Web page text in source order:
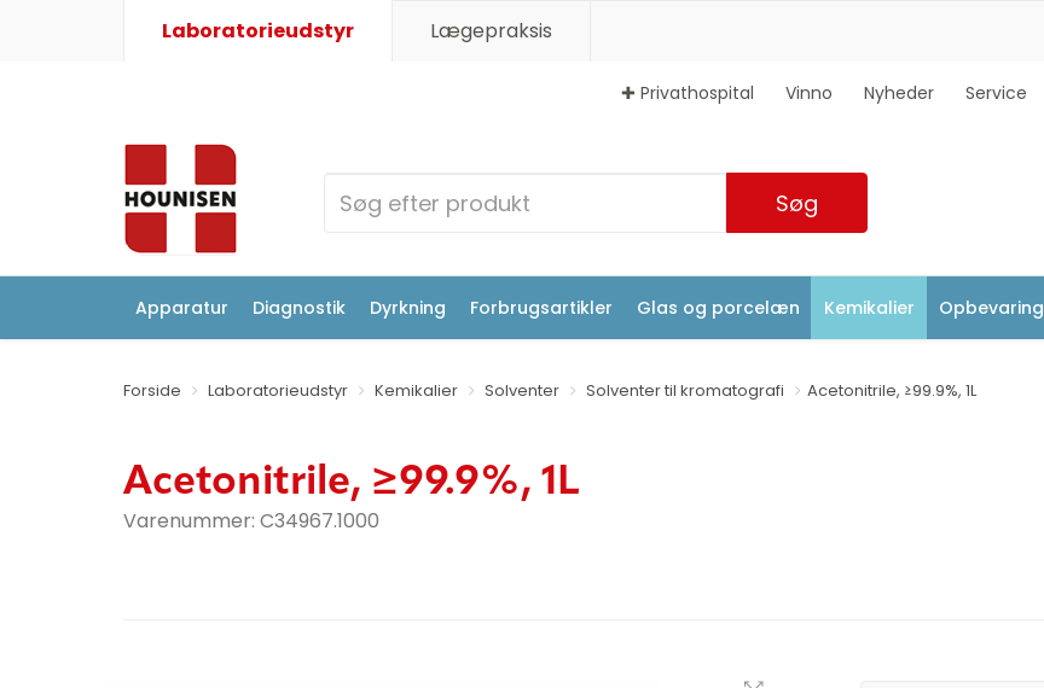
Laboratorieudstyr Lægepraksis
✚ Privathospital Vinno Nyheder Service
Søg
Apparatur Diagnostik Dyrkning Forbrugsartikler Glas og porcelæn Kemikalier Opbevaring
Forside Laboratorieudstyr Kemikalier Solventer Solventer til kromatografi Acetonitrile, ≥99.9%, 1L
Acetonitrile, ≥99.9%, 1L
Varenummer: C34967.1000